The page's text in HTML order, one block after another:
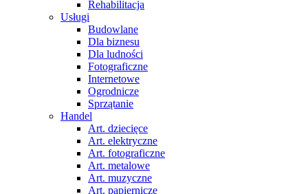
Rehabilitacja
Usługi
Budowlane
Dla biznesu
Dla ludności
Fotograficzne
Internetowe
Ogrodnicze
Sprzątanie
Handel
Art. dziecięce
Art. elektryczne
Art. fotograficzne
Art. metalowe
Art. muzyczne
Art. papiernicze